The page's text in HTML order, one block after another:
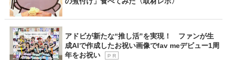
アドビが新たな“推し活”を実現！ ファンが生
成AIで作成したお祝い画像でfav meデビュー1周
年をお祝い
P R